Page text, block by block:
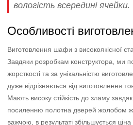
вологість всередині ячейки.
Особливості
Виготовлення шафи з високоякісної
Завдяки розробкам конструктора, ми
жорсткості та за унікальністю
дуже відрізняється від виготовлення
Мають високу стійкість до зламу
посиленню полотна дверей жолобом
важчою, в результаті збільшується